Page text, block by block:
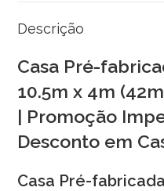
Descrição
Casa Pré-
10.5m x 4m
| Promoção
Desconto em
Casa Pré-